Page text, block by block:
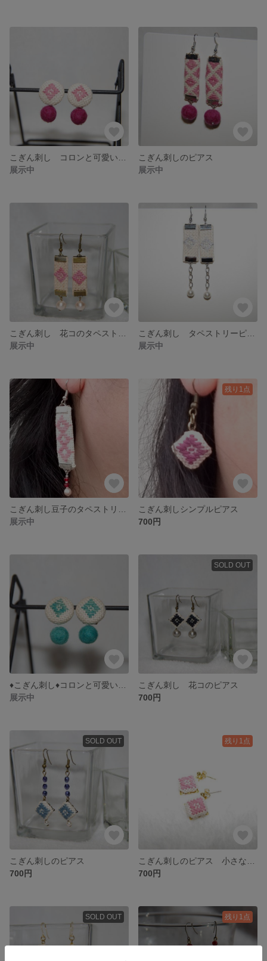
展示中
こぎん刺しのピアス
展示中
展示中
展示中
展示中
残り1点
こぎん刺しシンプルピアス
700円
展示中
SOLD OUT
こぎん刺し 花コのピアス
700円
SOLD OUT
こぎん刺しのピアス
700円
残り1点
700円
SOLD OUT 残り1点